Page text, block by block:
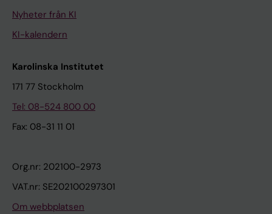
Nyheter från KI
KI-kalendern
Karolinska Institutet
171 77 Stockholm
Tel: 08-524 800 00
Fax: 08-31 11 01
Org.nr: 202100-2973
VAT.nr: SE202100297301
Om webbplatsen